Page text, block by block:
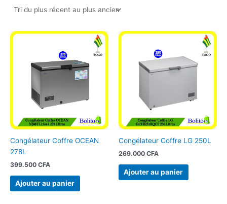
Congélateur Coffre OCEAN
278L
399.500 CFA
Ajouter au panier
Congélateur Coffre LG 250L
269.000 CFA
Ajouter au panier